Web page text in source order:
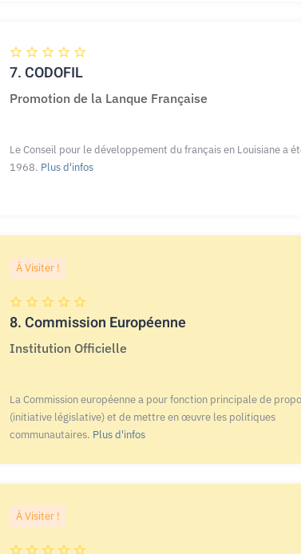
7.CODOFIL
Promotion de la Lanque Française
Le Conseil pour le développement du français en Louisiane a
1968. Plus d'infos
À Visiter !
8.Commission Européenne
Institution Officielle
La Commission européenne a pour fonction principale de
(initiative législative) et de mettre en œuvre les politiques
communautaires. Plus d'infos
À Visiter !